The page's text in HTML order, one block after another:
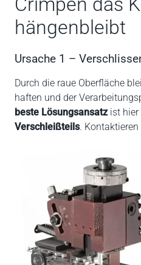
hängenbleibt
Ursache 1 –
Durch die raue Oberfläche
haften und der
beste Lösungsansatzist hier
Verschleißteils. Kontaktieren